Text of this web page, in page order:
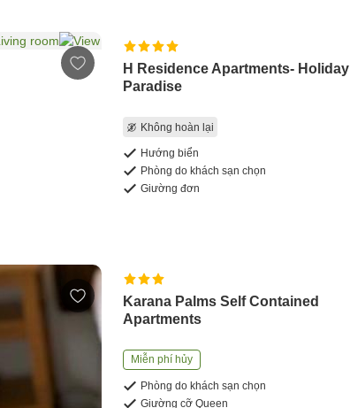
H Residence Apartments- Holiday
Paradise
Không hoàn lại
Hướng biển
Phòng do khách sạn chọn
Giường đơn
Karana Palms Self Contained
Apartments
Miễn phí hủy
Phòng do khách sạn chọn
Giường cỡ Queen